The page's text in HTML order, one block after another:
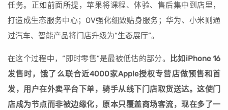
任务。正如前面所提，苹果将课程、体验、售后集中到店里，
打造成生态服务中心；OV强化细致贴身服务；华为、小米则通
过汽车、智能产品将门店升级为“生态展厅”。
在这个过程中，“即时零售”是最被低估的部分。 比如iPhone 16
发售时，饿了么联合近4000家Apple授权专营店做预售和首
发，用户在外卖平台下单，骑手从线下门店取货送达。这使门
店成为节点而非被边缘化，原本只覆盖商场客流，现在多了一